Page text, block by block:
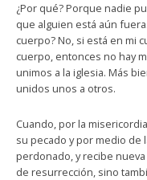
¿Por qué? Porque nadie
que alguien está aún
cuerpo? No, si está en mi
cuerpo, entonces no hay
unimos a la iglesia. Más
unidos unos a otros.
Cuando, por la
su pecado y por medio de
perdonado, y recibe
de resurrección, sino